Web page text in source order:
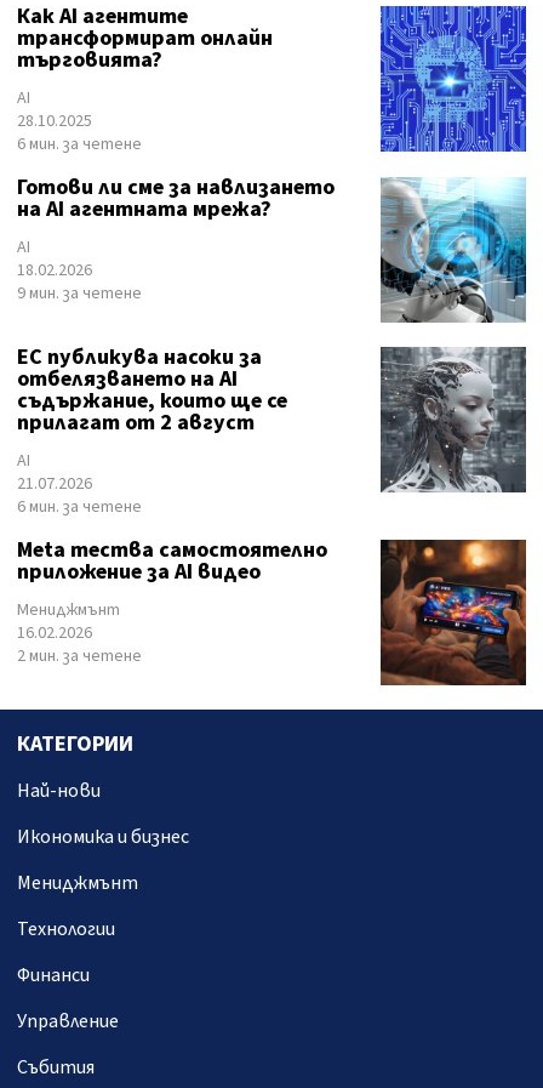
Как AI агентите
трансформират онлайн
търговията?
AI
28.10.2025
6 мин. за четене
Готови ли сме за навлизането
на AI агентната мрежа?
AI
18.02.2026
9 мин. за четене
ЕС публикува насоки за
отбелязването на AI
съдържание, които ще се
прилагат от 2 август
AI
21.07.2026
6 мин. за четене
Meta тества самостоятелно
приложение за AI видео
Мениджмънт
16.02.2026
2 мин. за четене
КАТЕГОРИИ
Най-нови
Икономика и бизнес
Мениджмънт
Технологии
Финанси
Управление
Събития